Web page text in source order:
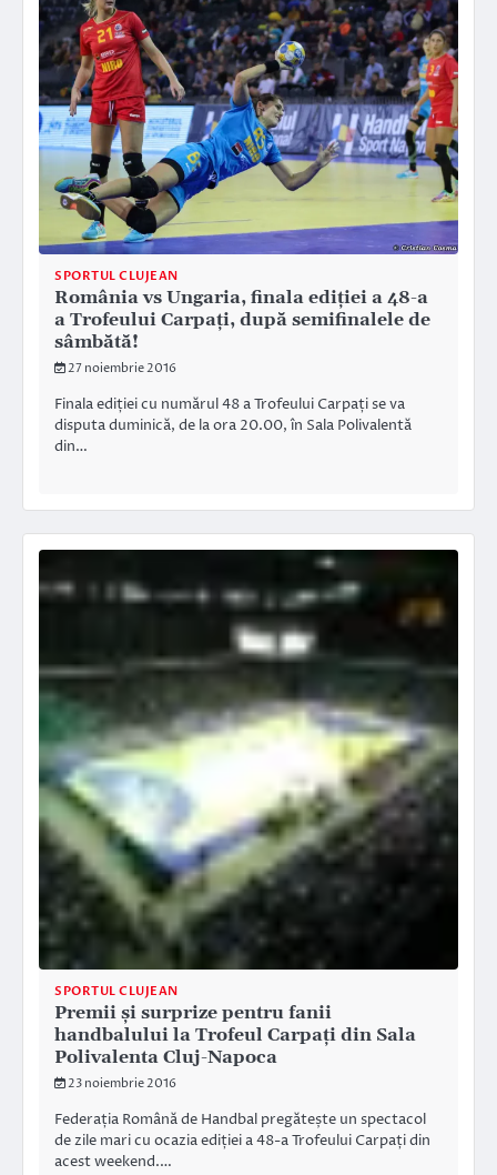
SPORTUL CLUJEAN
România vs Ungaria, finala ediției a 48-a
a Trofeului Carpați, după semifinalele de
sâmbătă!
27 noiembrie 2016
Finala ediției cu numărul 48 a Trofeului Carpați se va
disputa duminică, de la ora 20.00, în Sala Polivalentă
din…
SPORTUL CLUJEAN
Premii și surprize pentru fanii
handbalului la Trofeul Carpați din Sala
Polivalenta Cluj-Napoca
23 noiembrie 2016
Federația Română de Handbal pregătește un spectacol
de zile mari cu ocazia ediției a 48-a Trofeului Carpați din
acest weekend.…